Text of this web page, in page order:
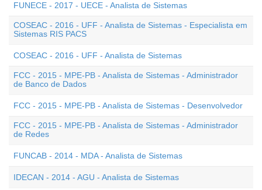
FUNECE - 2017 - UECE - Analista de Sistemas
COSEAC - 2016 - UFF - Analista de Sistemas - Especialista em
Sistemas RIS PACS
COSEAC - 2016 - UFF - Analista de Sistemas
FCC - 2015 - MPE-PB - Analista de Sistemas - Administrador
de Banco de Dados
FCC - 2015 - MPE-PB - Analista de Sistemas - Desenvolvedor
FCC - 2015 - MPE-PB - Analista de Sistemas - Administrador
de Redes
FUNCAB - 2014 - MDA - Analista de Sistemas
IDECAN - 2014 - AGU - Analista de Sistemas